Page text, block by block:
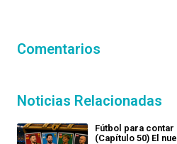
Comentarios
Noticias Relacionadas
Fútbol para contar
(Capítulo 50) El